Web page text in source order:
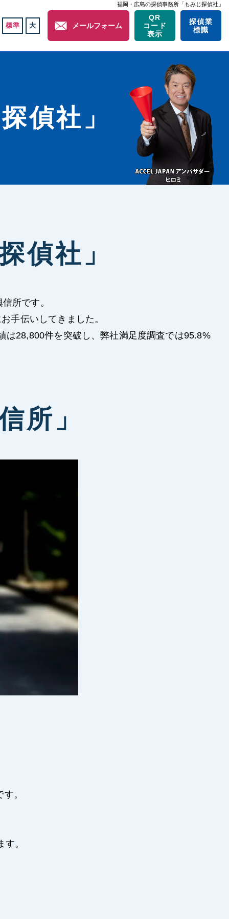
福岡・広島の探偵事務所「もみじ探偵社」
標準 大 メールフォーム
QR
コード
表示
探偵業
標識
偵社」
偵社」
所です。
手伝いしてきました。
は28,800件を突破し、弊社満足度調査では95.8%
所」
。
。